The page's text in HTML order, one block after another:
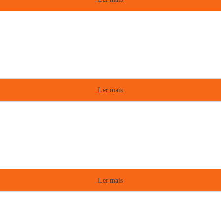
Ler mais
Ler mais